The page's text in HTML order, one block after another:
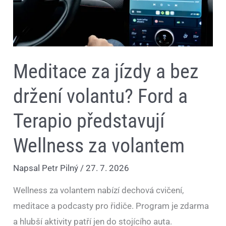
Meditace za jízdy a bez
držení volantu? Ford a
Terapio představují
Wellness za volantem
Napsal Petr Pilný/27. 7. 2026
Wellness za volantem nabízí dechová cvičení,
meditace a podcasty pro řidiče. Program je zdarma
a hlubší aktivity patří jen do stojícího auta.
představují
Wellness
za
volantem